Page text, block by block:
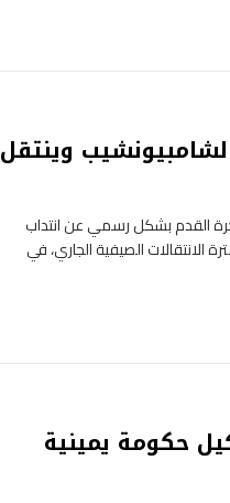
وينتقل
القدم بشكل رسمي عن انتداب
الانتقالات الصيفية الجاري، في
حكومة يمينية